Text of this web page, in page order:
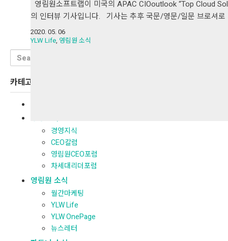
영림원소프트랩이 미국의 APAC CIOoutlook “Top Cloud
의 인터뷰 기사입니다. 기사는 추후 국문/영문/일문 브로셔
2020. 05. 06
YLW Life, 영림원 소식
Search
for:
카테고리
경영지식
CEO칼럼
영림원CEO포럼
차세대리더포럼
영림원 소식
월간마케팅
YLW Life
YLW OnePage
뉴스레터